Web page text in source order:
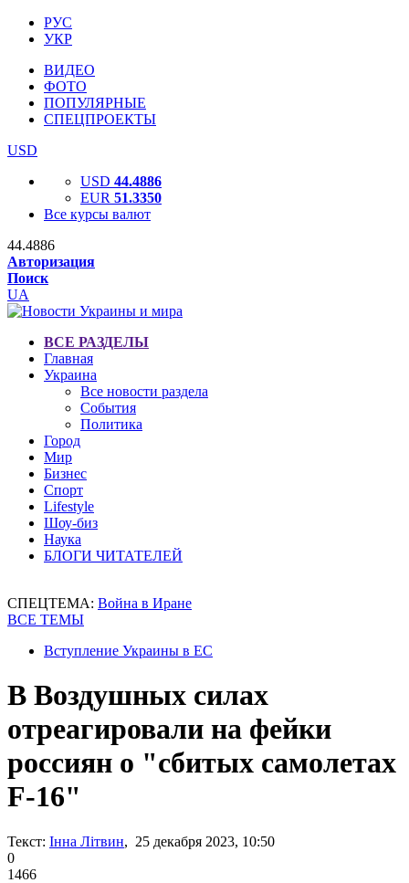
РУС
УКР
ВИДЕО
ФОТО
ПОПУЛЯРНЫЕ
СПЕЦПРОЕКТЫ
USD
USD 44.4886
EUR 51.3350
Все курсы валют
44.4886
Авторизация
Поиск
UA
ВСЕ РАЗДЕЛЫ
Главная
Украина
Все новости раздела
События
Политика
Город
Мир
Бизнес
Спорт
Lifestyle
Шоу-биз
Наука
БЛОГИ ЧИТАТЕЛЕЙ
СПЕЦТЕМА: Война в Иране
ВСЕ ТЕМЫ
Вступление Украины в ЕС
В Воздушных силах
отреагировали на фейки
россиян о "сбитых самолетах
F-16"
Текст: Інна Літвин, 25 декабря 2023, 10:50
0
1466